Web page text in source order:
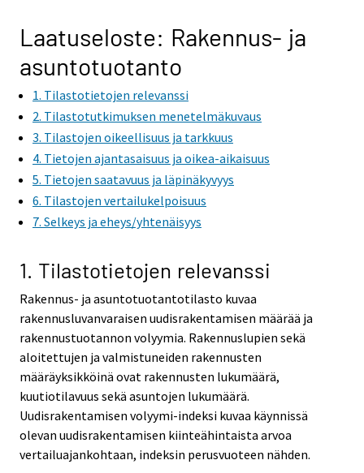
Laatuseloste: Rakennus- ja
asuntotuotanto
1. Tilastotietojen relevanssi
2. Tilastotutkimuksen menetelmäkuvaus
3. Tilastojen oikeellisuus ja tarkkuus
4. Tietojen ajantasaisuus ja oikea-aikaisuus
5. Tietojen saatavuus ja läpinäkyvyys
6. Tilastojen vertailukelpoisuus
7. Selkeys ja eheys/yhtenäisyys
1. Tilastotietojen relevanssi
Rakennus- ja asuntotuotantotilasto kuvaa
rakennusluvanvaraisen uudisrakentamisen määrää ja
rakennustuotannon volyymia. Rakennuslupien sekä
aloitettujen ja valmistuneiden rakennusten
määräyksikköinä ovat rakennusten lukumäärä,
kuutiotilavuus sekä asuntojen lukumäärä.
Uudisrakentamisen volyymi-indeksi kuvaa käynnissä
olevan uudisrakentamisen kiinteähintaista arvoa
vertailuajankohtaan, indeksin perusvuoteen nähden.